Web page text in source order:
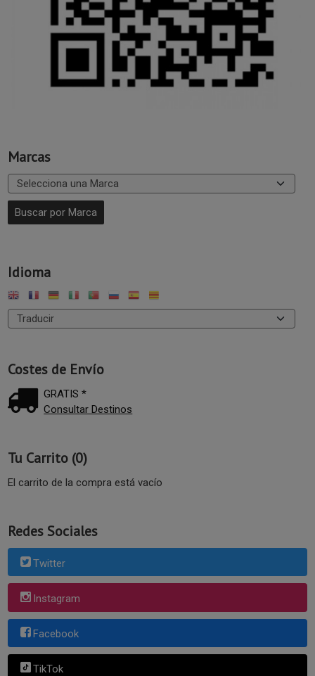
Marcas
Idioma
Costes de Envío
GRATIS *
Consultar Destinos
Tu Carrito (0)
El carrito de la compra está vacío
Redes Sociales
Twitter
Instagram
Facebook
TikTok